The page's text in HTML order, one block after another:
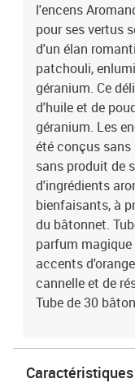
l'encens
pour ses vertus
d'un élan
patchouli,
géranium. Ce
d'huile et de
géranium. Les
été conçus
sans produit de
d'ingrédients
bienfaisants, à
du bâtonnet.
parfum
accents
cannelle et de
Tube de 30
Caractéristiques